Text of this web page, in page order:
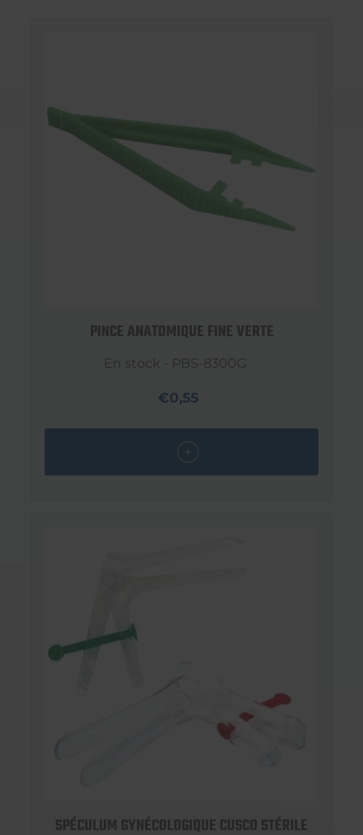
PINCE ANATOMIQUE FINE VERTE
En stock - PBS-8300G
€0,55
SPÉCULUM GYNÉCOLOGIQUE CUSCO STÉRILE